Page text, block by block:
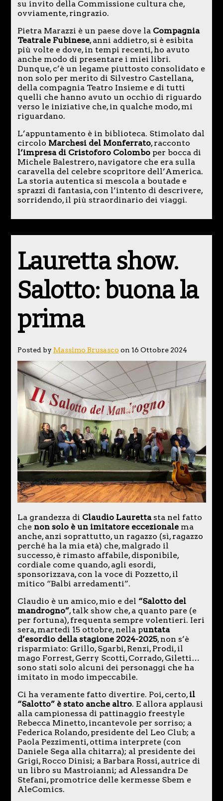
su invito della Commissione cultura che,
ovviamente, ringrazio.
Pietra Marazzi è un paese dove la Compagnia
Teatrale Fubinese, anni addietro, si è esibita
più volte e dove, in tempi recenti, ho avuto
anche modo di presentare i miei libri.
Dunque, c’è un legame piuttosto consolidato e
non solo per merito di Silvestro Castellana,
della compagnia Teatro Insieme e di tutti
quelli che hanno avuto un occhio di riguardo
verso le iniziative che, in qualche modo, mi
riguardano.
L’appuntamento è in biblioteca. Stimolato dal
circolo Marchesi del Monferrato, racconto
l’impresa di Cristoforo Colombo per bocca di
Michele Balestrero, navigatore che era sulla
caravella del celebre scopritore dell’America.
La storia autentica si mescola a boutade e
sprazzi di fantasia, con l’intento di descrivere,
sorridendo, il più straordinario dei viaggi.
Lauretta show.
Salotto: buona la
prima
Posted by Massimo Brusasco on 16 Ottobre 2024
La grandezza di Claudio Laurettasta nel fatto
che non solo è un imitatore eccezionalema
anche, anzi soprattutto, un ragazzo (sì, ragazzo
perché ha la mia età) che, malgrado il
successo, è rimasto affabile, disponibile,
cordiale come quando, agli esordi,
sponsorizzava, con la voce di Pozzetto, il
mitico “Balbi arredamenti”.
Claudio è un amico, mio e del “Salotto del
mandrogno”, talk show che, a quanto pare (e
per fortuna), frequenta sempre volentieri. Ieri
sera, martedì 15 ottobre, nella puntata
d’esordio della stagione 2024-2025, non s’è
risparmiato: Grillo, Sgarbi, Renzi, Prodi, il
mago Forrest, Gerry Scotti, Corrado, Giletti…
sono stati solo alcuni dei personaggi che ha
imitato in modo impeccabile.
Ci ha veramente fatto divertire. Poi, certo,il
“Salotto” è stato anche altro. E allora applausi
alla campionessa di pattinaggio freestyle
Rebecca Minetto, incantevole per sorriso; a
Federica Rolando, presidente del Leo Club; a
Paola Pezzimenti, ottima interprete (con
Daniele Sega alla chitarra); al presidente dei
Grigi, Rocco Dinisi; a Barbara Rossi, autrice di
un libro su Mastroianni; ad Alessandra De
Stefani, promotrice delle kermesse Sbem e
AleComics.